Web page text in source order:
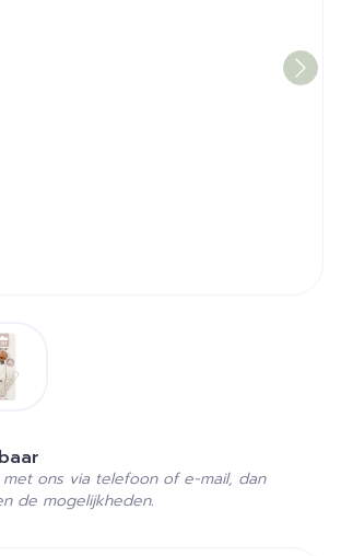
View larger image
ons via telefoon of e-mail, dan
de mogelijkheden.